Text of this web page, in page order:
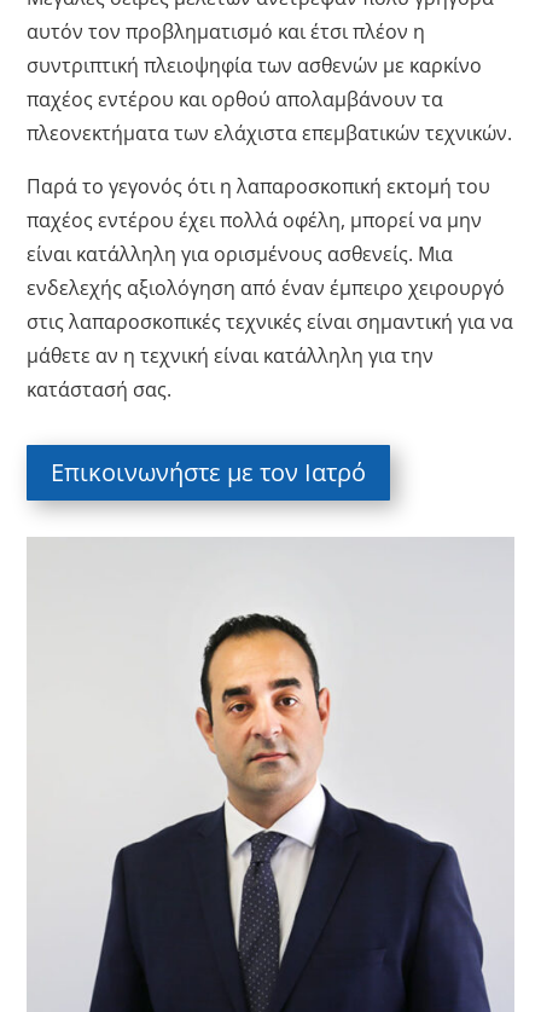
αυτόν τον προβληματισμό και έτσι πλέον η
συντριπτική πλειοψηφία των ασθενών με καρκίνο
παχέος εντέρου και ορθού απολαμβάνουν τα
πλεονεκτήματα των ελάχιστα επεμβατικών τεχνικών.
Παρά το γεγονός ότι η λαπαροσκοπική εκτομή του
παχέος εντέρου έχει πολλά οφέλη, μπορεί να μην
είναι κατάλληλη για ορισμένους ασθενείς. Μια
ενδελεχής αξιολόγηση από έναν έμπειρο χειρουργό
στις λαπαροσκοπικές τεχνικές είναι σημαντική για να
μάθετε αν η τεχνική είναι κατάλληλη για την
κατάστασή σας.
Επικοινωνήστε με τον Ιατρό